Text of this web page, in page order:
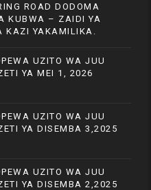
ROAD DODOMA
KUBWA – ZAIDI YA
KAZI YAKAMILIKA.
UZITO WA JUU
YA MEI 1, 2026
UZITO WA JUU
YA DISEMBA 3,2025
UZITO WA JUU
YA DISEMBA 2,2025